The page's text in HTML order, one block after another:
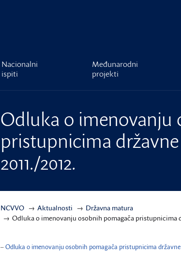
Nacionalni
ispiti
Međunarodni
projekti
Odluka o imenovanju
pristupnicima
2011./2012.
NCVVO Aktualnosti
Državna matura
Odluka o imenovanju osobnih pomagača pristupnicima
– Odluka o imenovanju osobnih pomagača pristupnicima državne